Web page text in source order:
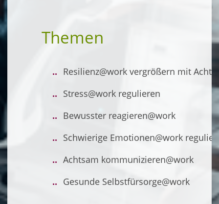
Themen
.. Resilienz@work vergrößern mit
.. Stress@work regulieren
.. Bewusster reagieren@work
.. Schwierige Emotionen@work
.. Achtsam kommunizieren@work
.. Gesunde Selbstfürsorge@work